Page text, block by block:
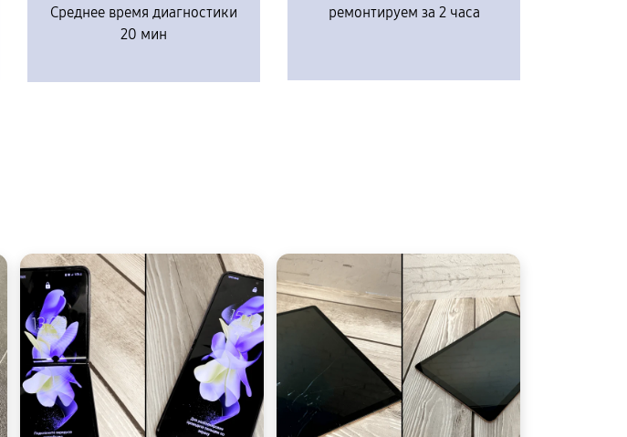
Среднее время диагностики
20 мин
ремонтируем за 2 часа